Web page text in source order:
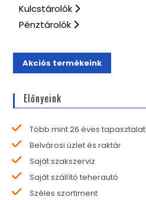
Kulcstárolók
Pénztárolók
Akciós termékeink
Előnyeink
Több mint 26 éves tapasztalat
Belvárosi üzlet és raktár
Saját szakszerviz
Saját szállító teherautó
Széles szortiment